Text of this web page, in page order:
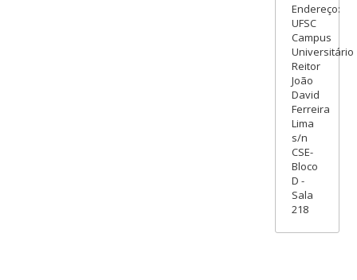
Endereço:
UFSC
Campus
Universitário
Reitor
João
David
Ferreira
Lima
s/n
CSE-
Bloco
D -
Sala
218